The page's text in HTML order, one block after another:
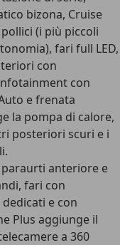
bizona, Cruise
(i più piccoli
fari full LED,
con
con
e frenata
la pompa di calore,
posteriori scuri e i
anteriore e
fari con
e con
Plus aggiunge il
a 360